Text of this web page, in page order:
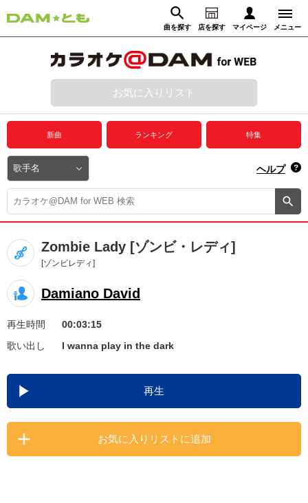
曲を探す 店を探す マイページ メニュー
動画からさがす 録音からさがす
ログイン
プレミアムサービス
DAM★とも動画
DAM★とも録音
カラオケ＠DAM
ユーザー検索
キャンペーン
お知らせ よくあるご質問
DAMの新曲・ランキングなど
カラオケ最新情報をチェック！
お気に入りリスト
新曲 ランキング 特集
ヘルプ
Zombie Lady [ゾンビ・レディ]
[ゾンビレディ]
Damiano David
再生時間
00:03:15
歌い出し
I wanna play in the dark
再生
お気に入りリストに追加